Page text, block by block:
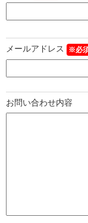
メールアドレス ※必
お問い合わせ内容